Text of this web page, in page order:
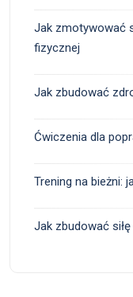
Jak zmotywować
fizycznej
Jak zbudować
Ćwiczenia dla
Trening na bieżni:
Jak zbudować